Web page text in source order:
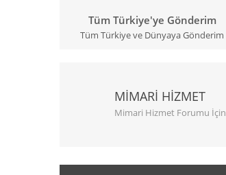
Tüm Türkiye'ye Gönderim
Tüm Türkiye ve Dünyaya Gönderim
MİMARİ HİZMET
Mimari Hizmet Forumu İçin